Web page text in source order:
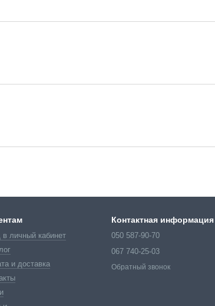
в личный кабинет
и доставка
Контактная информация
050 587-90-70
067 740-25-03
Обратный звонок